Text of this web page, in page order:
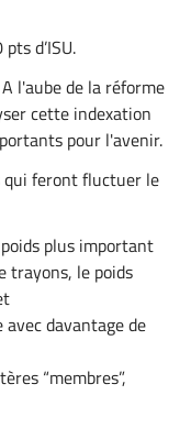
d’ISU.
l'aube de la réforme
cette indexation
pour l'avenir.
qui feront fluctuer le
plus important
trayons, le poids
davantage de
“membres”,